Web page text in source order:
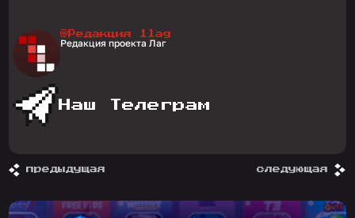
@Редакция 1lag
Редакция проекта Лаг
Наш Телеграм
предыдущая следующая